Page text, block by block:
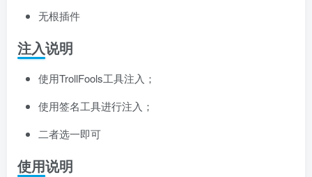
无根插件
注入说明
使用TrollFools工具注入；
使用签名工具进行注入；
二者选一即可
使用说明
记住登录